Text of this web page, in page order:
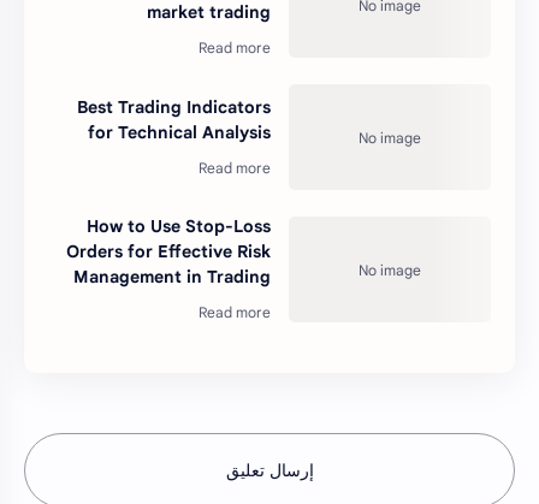
market trading
Best Trading Indicators
for Technical Analysis
How to Use Stop-Loss
Orders for Effective Risk
Management in Trading
إرسال تعليق